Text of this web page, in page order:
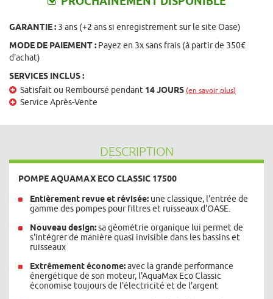
GARANTIE : 3 ans (+2 ans si enregistrement sur le site Oase)
MODE DE PAIEMENT : Payez en 3x sans frais (à partir de 350€
d'achat)
SERVICES INCLUS :
Satisfait ou Remboursé pendant 14 JOURS (en savoir plus)
Service Après-Vente
DESCRIPTION
POMPE AQUAMAX ECO CLASSIC 17500
Entièrement revue et révisée: une classique, l'entrée de
gamme des pompes pour filtres et ruisseaux d'OASE.
Nouveau design:sa géométrie organique lui permet de
s'intégrer de manière quasi invisible dans les bassins et
ruisseaux
Extrêmement économe:avec la grande performance
énergétique de son moteur, l'AquaMax Eco Classic
économise toujours de l'électricité et de l'argent